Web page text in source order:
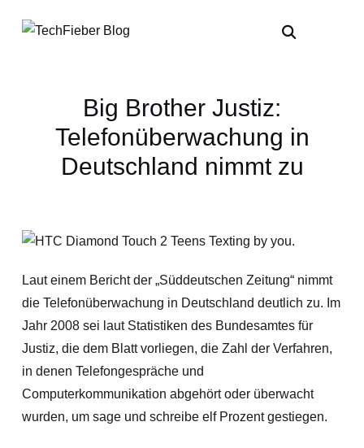
Big Brother Justiz:
Telefonüberwachung in
Deutschland nimmt zu
Laut einem Bericht der „Süddeutschen Zeitung“ nimmt
die Telefonüberwachung in Deutschland deutlich zu. Im
Jahr 2008 sei laut Statistiken des Bundesamtes für
Justiz, die dem Blatt vorliegen, die Zahl der Verfahren,
in denen Telefongespräche und
Computerkommunikation abgehört oder überwacht
wurden, um sage und schreibe elf Prozent gestiegen.